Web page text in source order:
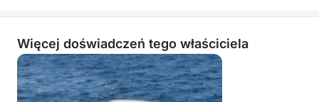
Więcej doświadczeń tego właściciela